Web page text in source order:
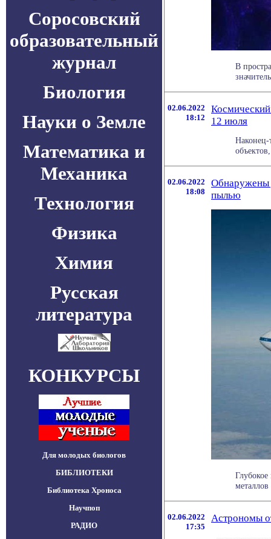
Соросовский
образовательный
журнал
Биология
Науки о Земле
Математика и
Механика
Технология
Физика
Химия
Русская
литература
КОНКУРСЫ
Для молодых биологов
БИБЛИОТЕКИ
Библиотека Хроноса
Научпоп
РАДИО
В
02.06.2022
18:12
12 июля
Наконец-
02.06.2022
18:08
Обнаружены
пылью
02.06.2022
17:35
Астрономы